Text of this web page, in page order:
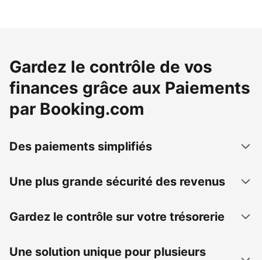
Gardez le contrôle de vos
finances grâce aux Paiements
par Booking.com
Des paiements simplifiés
Une plus grande sécurité des revenus
Gardez le contrôle sur votre trésorerie
Une solution unique pour plusieurs